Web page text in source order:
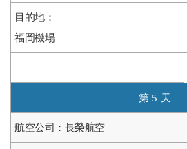
福岡機場
5
長榮航空